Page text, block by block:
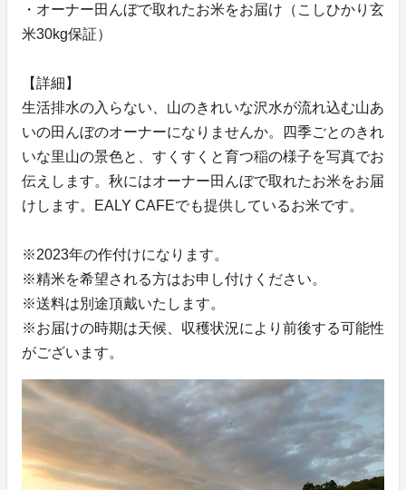
・オーナー田んぼで取れたお米をお届け（こしひかり玄
米30kg保証）
【詳細】
生活排水の入らない、山のきれいな沢水が流れ込む山あ
いの田んぼのオーナーになりませんか。四季ごとのきれ
いな里山の景色と、すくすくと育つ稲の様子を写真でお
伝えします。秋にはオーナー田んぼで取れたお米をお届
けします。EALY CAFEでも提供しているお米です。
※2023年の作付けになります。
※精米を希望される方はお申し付けください。
※送料は別途頂戴いたします。
※お届けの時期は天候、収穫状況により前後する可能性
がございます。